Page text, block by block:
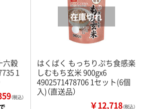
六穀
1
（税込）
はくばく もっちりぷち食感楽
しむもち玄米 900gx6
4902571478706 1セット(6個
入)（直送品）
￥12,718（税込）